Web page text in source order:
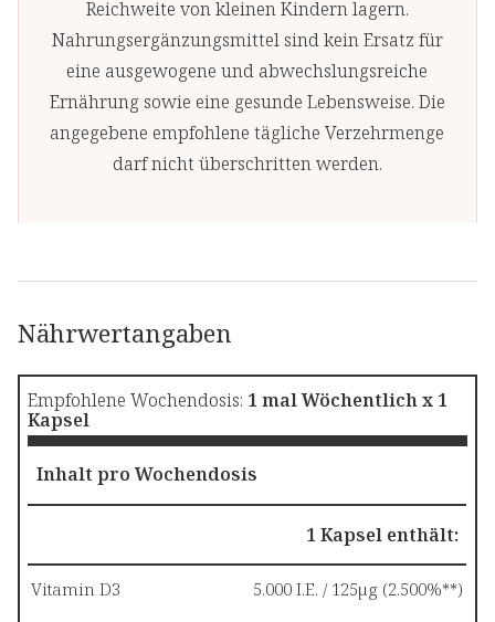
Reichweite von kleinen Kindern lagern.
Nahrungsergänzungsmittel sind kein Ersatz für
eine ausgewogene und abwechslungsreiche
Ernährung sowie eine gesunde Lebensweise. Die
angegebene empfohlene tägliche Verzehrmenge
darf nicht überschritten werden.
Nährwertangaben
Empfohlene Wochendosis: 1 mal Wöchentlich x 1
Kapsel
Inhalt pro Wochendosis
1 Kapsel enthält:
Vitamin D3 5.000 I.E. / 125µg (2.500%**)